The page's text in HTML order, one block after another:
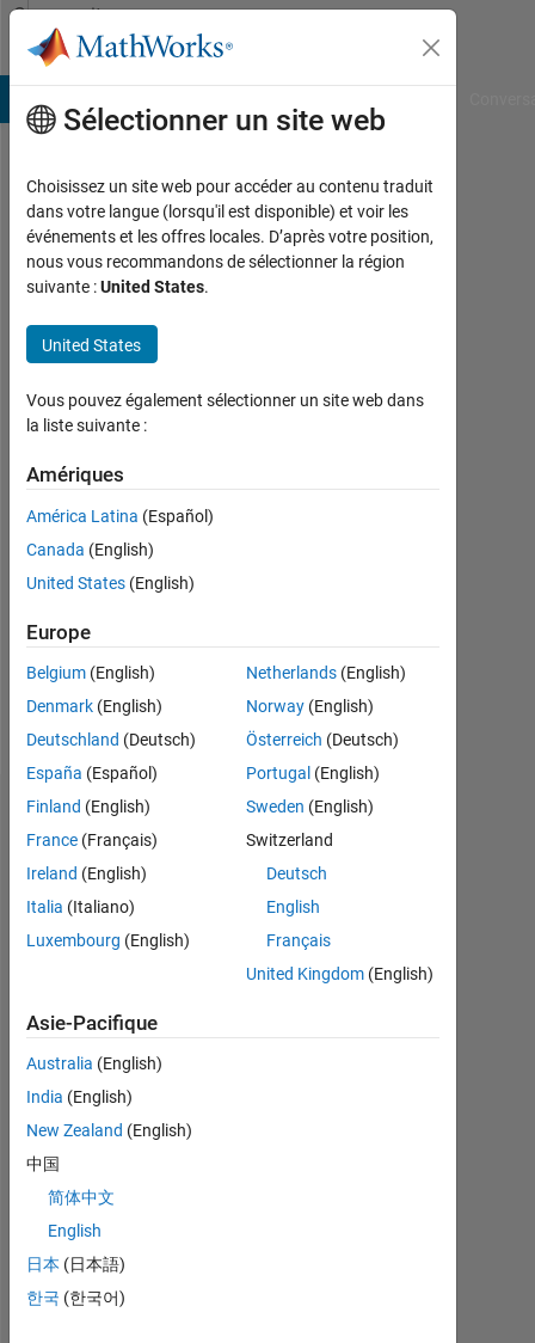
Passer au contenu
Community
Profile
Kunal
Horo
Last
environ
5 ans il
|
depuis
2021
Followers:
0
Follow
Tableau de bord
Statistiques
MATLAB Answers
CONTRIBUTIONS
07/21
02/22
09/22
04/23
11/23
06/24
01/25
08/25
03/26
03/22
11/22
07/23
03/24
11/24
07/25
RANG
Sélectionner un site web
Choisissez un site web pour accéder au contenu traduit
dans votre langue (lorsqu'il est disponible) et voir les
événements et les offres locales. D’après votre position,
nous vous recommandons de sélectionner la région
suivante :United States.
United States
Vous pouvez également sélectionner un site web dans
la liste suivante :
Amériques
América Latina (Español)
Canada (English)
United States (English)
Europe
Belgium (English)
Denmark (English)
Deutschland (Deutsch)
España (Español)
Finland (English)
France (Français)
Ireland (English)
Italia (Italiano)
Luxembourg (English)
Netherlands(English)
Norway(English)
Österreich (Deutsch)
Portugal (English)
Sweden (English)
Switzerland
Deutsch
English
Français
United Kingdom(English)
Asie-Pacifique
Australia (English)
India (English)
New Zealand (English)
中国
简体中文
English
日本 (日本語)
한국 (한국어)